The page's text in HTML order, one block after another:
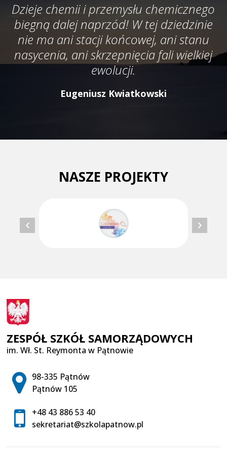
Dzieje chemii i przemysłu chemicznego
biegną dalej naprzód! W tej dziedzinie
nie ma ani stacji końcowej, ani stanu
nasycenia, ani skrzepnięcia fali wielkiej
ewolucji.
Eugeniusz Kwiatkowski
NASZE PROJEKTY
ZESPÓŁ SZKÓŁ SAMORZĄDOWYCH
im. Wł. St. Reymonta w Pątnowie
Adres pocztowy:
98-335 Pątnów
Pątnów 105
+48 43 886 53 40
sekretariat@szkolapatnow.pl